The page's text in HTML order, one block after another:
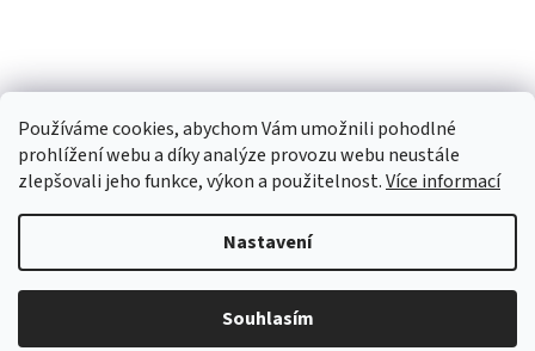
Používáme cookies, abychom Vám umožnili pohodlné
prohlížení webu a díky analýze provozu webu neustále
zlepšovali jeho funkce, výkon a použitelnost.Více informací
Nastavení
Souhlasím
Copyright 2026Barego. Všechna práva vyhrazena.Upravit
nastavení cookies